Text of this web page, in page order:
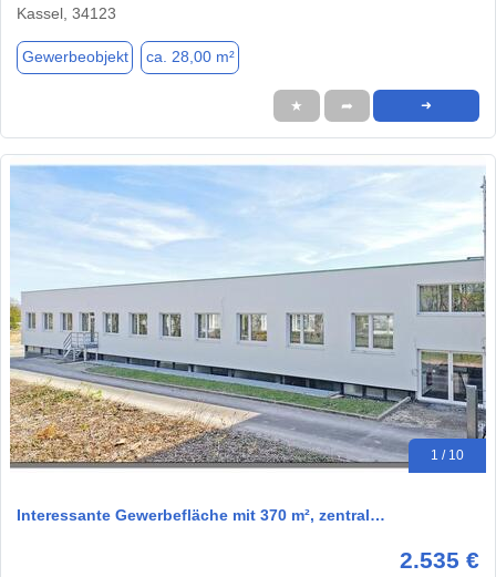
Kassel, 34123
Gewerbeobjekt ca. 28,00 m²
★ ➦ ➜
1 / 10
Interessante Gewerbefläche mit 370 m², zentral…
2.535 €